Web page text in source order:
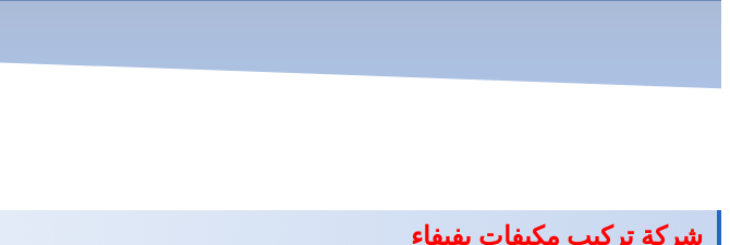
شركة تركيب مكيفات بفيفاء